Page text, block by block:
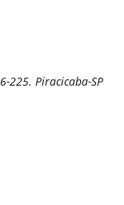
225. Piracicaba-SP